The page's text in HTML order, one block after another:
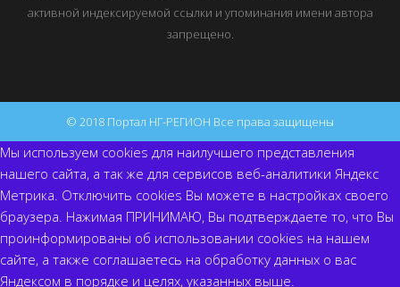
активной индексируемой ссылки и упоминания имени автора
запрещено.
© 2018 Портал НГ-РЕГИОН Все права защищены
Мы используем cookies для наилучшего представления
нашего сайта, а так же для сервисов веб-аналитики Яндекс
Метрика. Отключить cookies Вы можете в настройках своего
браузера. Нажимая ПРИНИМАЮ, Вы подтверждаете то, что Вы
проинформированы об использовании cookies на нашем
сайте, а также соглашаетесь на обработку данных о вас
Яндексом в порядке и целях, указанных выше.